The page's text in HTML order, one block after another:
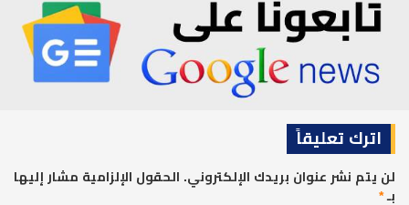
اترك تعليقاً
لن يتم نشر عنوان بريدك الإلكتروني. الحقول الإلزامية مشار إليها
بـ*